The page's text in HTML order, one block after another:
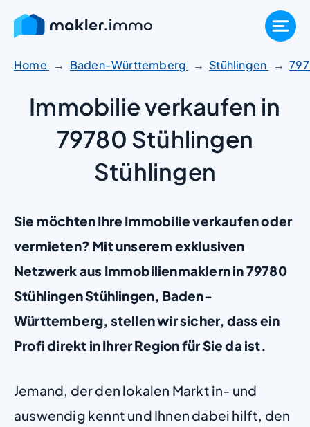
Zum
Inhalt
springen
Home Baden-Württemberg Stühlingen
Immobilie verkaufen in
79780 Stühlingen
Stühlingen
Sie möchten Ihre Immobilie verkaufen oder
vermieten? Mit unserem exklusiven
Netzwerk aus Immobilienmaklern in 79780
Stühlingen Stühlingen, Baden-
Württemberg, stellen wir sicher, dass ein
Profi direkt in Ihrer Region für Sie da ist.
Jemand, der den lokalen Markt in- und
auswendig kennt und Ihnen dabei hilft, den